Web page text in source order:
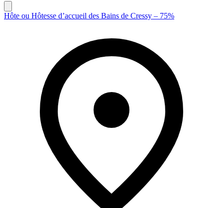
Hôte ou Hôtesse d’accueil des Bains de Cressy – 75%